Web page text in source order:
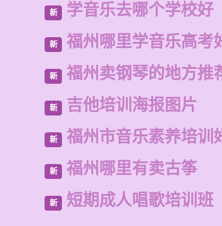
新 学音乐去哪个学校好
新 福州哪里学音乐高考
新 福州卖钢琴的地方推
新 吉他培训海报图片
新 福州市音乐素养培训
新 福州哪里有卖古筝
新 短期成人唱歌培训班